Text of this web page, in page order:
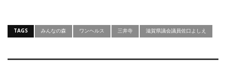
TAGS みんなの森 ワンヘルス 三井寺 滋賀県議会議員佐口よしえ